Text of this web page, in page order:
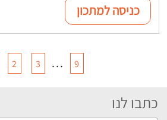
כניסה למתכון
2 3 … 9
כתבו לנו